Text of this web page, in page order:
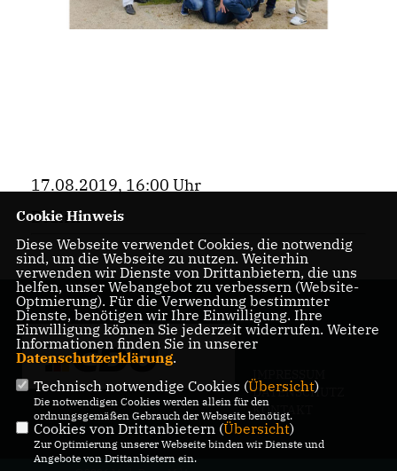
17.08.2019, 16:00 Uhr
Bezirk
DATENSCHUTZ
KONTAKT
Cookie Hinweis
Diese Webseite verwendet Cookies, die notwendig
sind, um die Webseite zu nutzen. Weiterhin
verwenden wir Dienste von Drittanbietern, die uns
helfen, unser Webangebot zu verbessern (Website-
Optmierung). Für die Verwendung bestimmter
Dienste, benötigen wir Ihre Einwilligung. Ihre
Einwilligung können Sie jederzeit widerrufen. Weitere
Informationen finden Sie in unserer
Datenschutzerklärung.
Technisch notwendige Cookies (Übersicht)
Die notwendigen Cookies werden allein für den
ordnungsgemäßen Gebrauch der Webseite benötigt.
Cookies von Drittanbietern (Übersicht)
Zur Optimierung unserer Webseite binden wir Dienste und
Angebote von Drittanbietern ein.